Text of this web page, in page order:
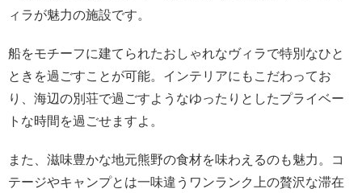
ィラが魅力の施設です。
船をモチーフに建てられたおしゃれなヴィラで特別なひと
ときを過ごすことが可能。インテリアにもこだわってお
り、海辺の別荘で過ごすようなゆったりとしたプライベー
トな時間を過ごせますよ。
また、滋味豊かな地元熊野の食材を味わえるのも魅力。コ
テージやキャンプとは一味違うワンランク上の贅沢な滞在